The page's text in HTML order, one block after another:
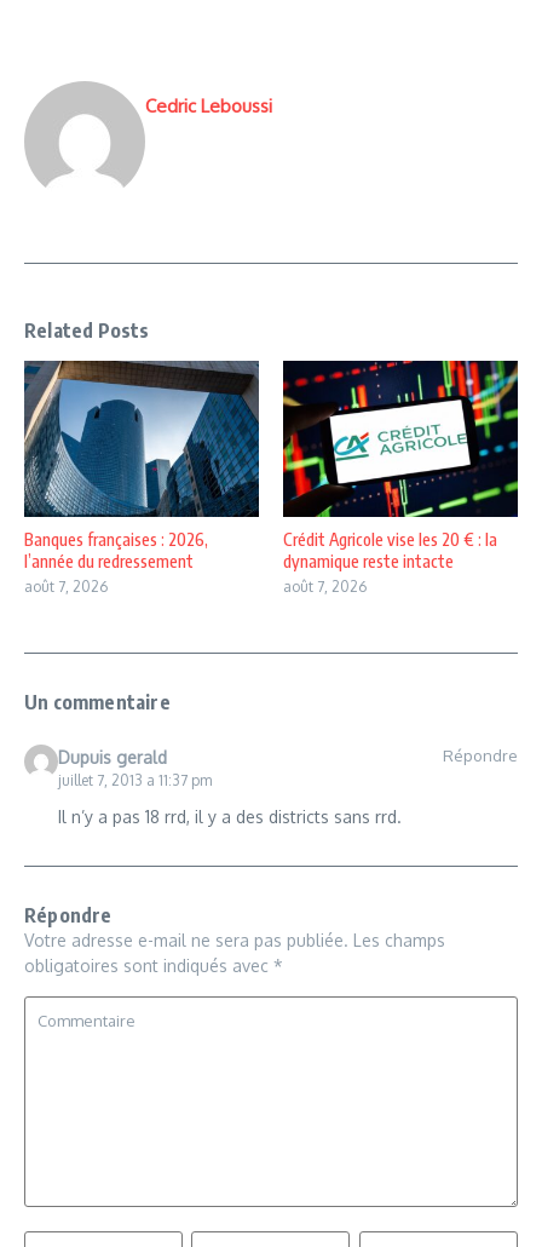
Cedric Leboussi
Related Posts
Banques françaises : 2026,
l’année du redressement
août 7, 2026
Crédit Agricole vise les 20 € : la
dynamique reste intacte
août 7, 2026
Un commentaire
Dupuis gerald
juillet 7, 2013 a 11:37 pm
Répondre
Il n’y a pas 18 rrd, il y a des districts sans rrd.
Répondre
Votre adresse e-mail ne sera pas publiée. Les champs
obligatoires sont indiqués avec *